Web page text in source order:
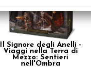
Il Signore degli Anelli -
Viaggi nella Terra di
Mezzo: Sentieri
nell'Ombra